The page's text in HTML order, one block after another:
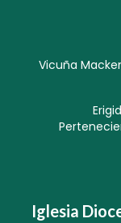
Vicuña
Iglesia